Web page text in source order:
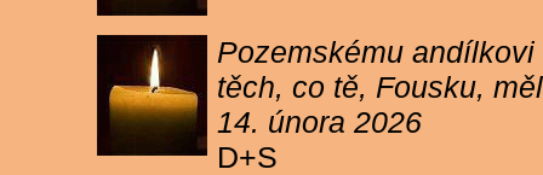
Pozemskému
těch, co tě, Fousku,
14. února 2026
D+S